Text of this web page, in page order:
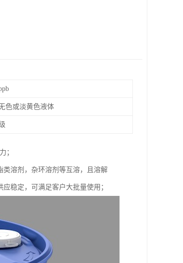
色或淡黄色液体
；
溶剂，杂环溶剂等互溶，且溶解
稳定，可满足客户大批量使用；